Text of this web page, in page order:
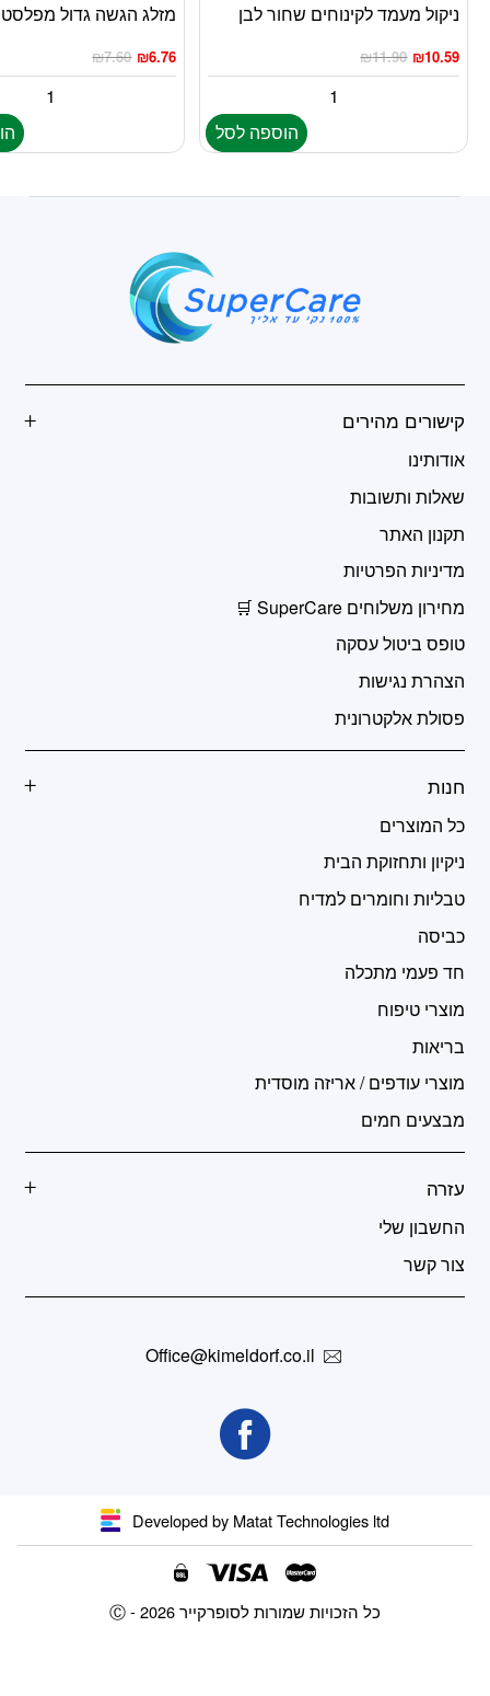
ניקול מעמד לקינוחים שחור לבן
₪11.90 ₪10.59
הוספה לסל
מזלג הגשה גדול
₪7.60 ₪6.76
קישורים מהירים
אודותינו
שאלות ותשובות
תקנון האתר
מדיניות הפרטיות
מחירון משלוחים SuperCare 🛒
טופס ביטול עסקה
הצהרת נגישות
פסולת אלקטרונית
חנות
כל המוצרים
ניקיון ותחזוקת הבית
טבליות וחומרים למדיח
כביסה
חד פעמי מתכלה
מוצרי טיפוח
בריאות
מוצרי עודפים / אריזה מוסדית
מבצעים חמים
עזרה
החשבון שלי
צור קשר
Office@kimeldorf.co.il
Developed by Matat Technologies ltd
Ⓒ - כל הזכויות שמורות לסופרקייר 2026